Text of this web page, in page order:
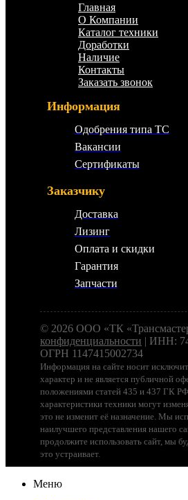
Главная
О Компании
Каталог техники
Доработки
Наличие
Контакты
Заказать звонок
Информация
Одобрения типа ТС
Вакансии
Сертификаты
Заказчику
Доставка
Лизинг
Оплата и скидки
Гарантия
Запчасти
© 2026 ООО «ТК
конфиденциальности | ИНН:
ОГРН 1147415002734
Информация на сайте носит
характер и не является публичной
положениями статей 435 и 437 ГК
характеристики техники могут
это не изменит её назначение. Мы
наилучшего представления нашего
продолжите использовать сайт, мы
это устраивает.
Меню